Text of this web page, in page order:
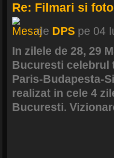
Re: Filmari si
de DPSpe 04
In zilele de 28, 29
Bucuresti celebrul
Paris-Budapesta-
realizat in cele 4
Bucuresti.